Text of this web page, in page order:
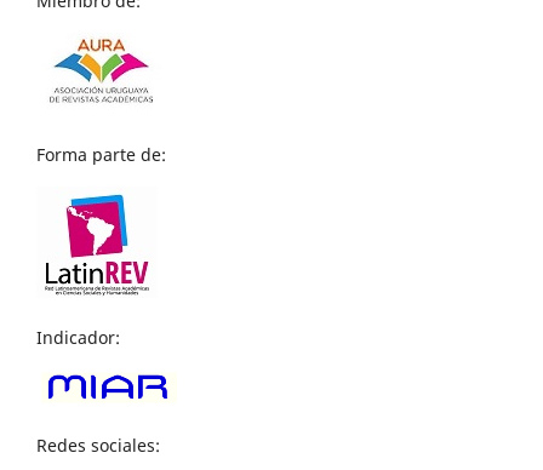
Forma parte de:
Indicador:
Redes sociales: